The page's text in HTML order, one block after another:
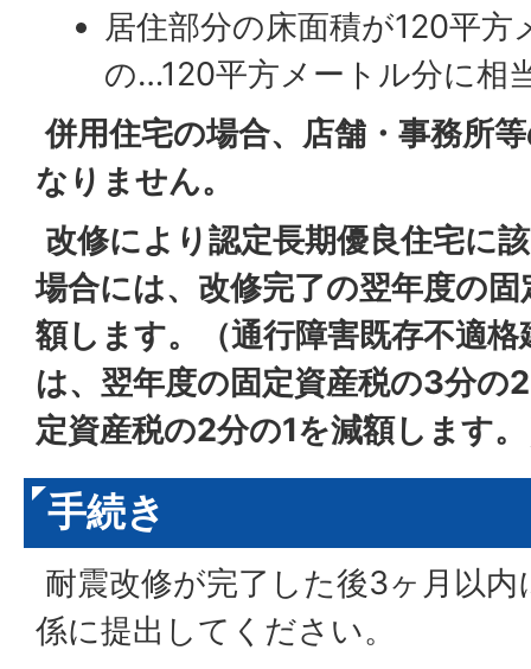
居住部分の床面積が120平
の…120平方メートル分に相
併用住宅の場合、店舗・事務所
なりません。
改修により認定長期優良住宅に
場合には、改修完了の翌年度の
額します。（通行障害既存不適
は、翌年度の固定資産税の3分の
定資産税の2分の1を減額します
手続き
耐震改修が完了した後3ヶ月以
係に提出してください。